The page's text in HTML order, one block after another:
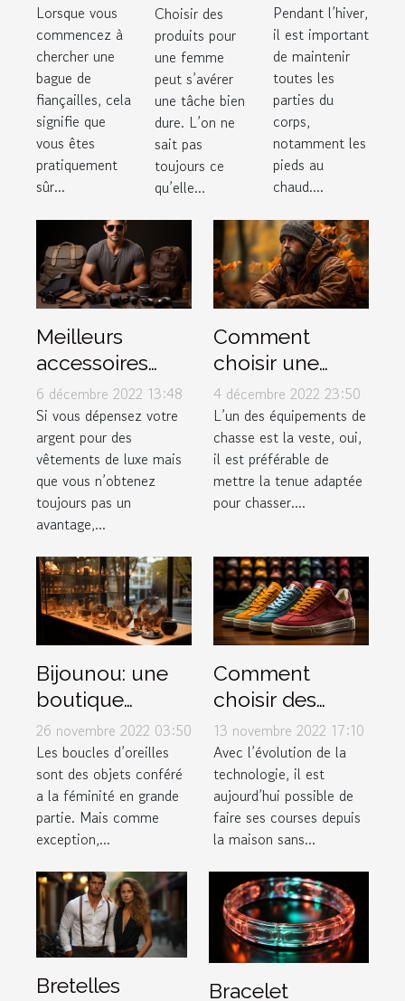
faut-il
offrir à sa
chérie ?
Lorsque vous
commencez à
chercher une
bague de
fiançailles, cela
signifie que
vous êtes
pratiquement
sûr...
femme ?
Choisir des
produits pour
une femme
peut s’avérer
une tâche bien
dure. L’on ne
sait pas
toujours ce
qu’elle...
d’une
parfaite
paire de
bottes
pour
l’hiver ?
Pendant l’hiver,
il est important
de maintenir
toutes les
parties du
corps,
notamment les
pieds au
chaud....
Meilleurs
accessoires
pour hommes
6 décembre 2022 13:48
Si vous dépensez votre
argent pour des
vêtements de luxe mais
que vous n’obtenez
toujours pas un
avantage,...
Comment
choisir une
veste de chasse
?
4 décembre 2022 23:50
L’un des équipements de
chasse est la veste, oui,
il est préférable de
mettre la tenue adaptée
pour chasser....
Bijounou: une
boutique
ouverte pour
les boucles
d'oreilles en
acier
inoxydable
26 novembre 2022 03:50
Les boucles d’oreilles
sont des objets conféré
a la féminité en grande
partie. Mais comme
exception,...
Comment
choisir des
baskets dans
une boutique
en ligne ?
13 novembre 2022 17:10
Avec l’évolution de la
technologie, il est
aujourd’hui possible de
faire ses courses depuis
la maison sans...
Bretelles
Bracelet